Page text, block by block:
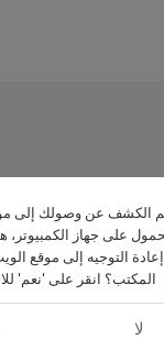
الكشف عن وصولك إلى
على جهاز
إعادة التوجيه إلى موقع
المكتب؟ انقر على 'نعم'
لا